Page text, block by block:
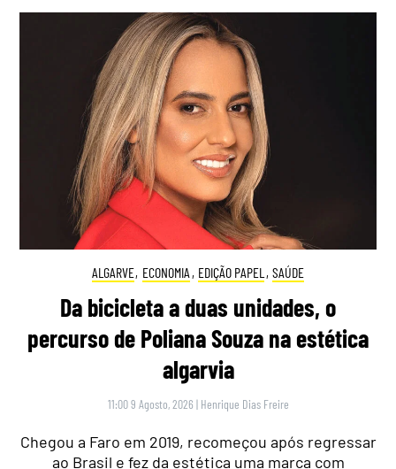
ALGARVE, ECONOMIA , EDIÇÃO PAPEL , SAÚDE
Da bicicleta a duas unidades, o
percurso de Poliana Souza na estética
algarvia
11:00 9 Agosto, 2026 | Henrique Dias Freire
Chegou a Faro em 2019, recomeçou após regressar
ao Brasil e fez da estética uma marca com